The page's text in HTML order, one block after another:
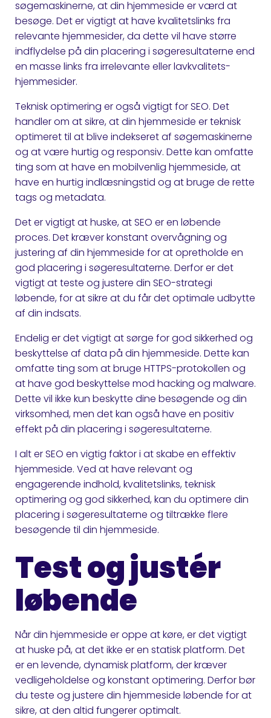
søgemaskinerne, at din hjemmeside er værd at
besøge. Det er vigtigt at have kvalitetslinks fra
relevante hjemmesider, da dette vil have større
indflydelse på din placering i søgeresultaterne end
en masse links fra irrelevante eller lavkvalitets-
hjemmesider.
Teknisk optimering er også vigtigt for SEO. Det
handler om at sikre, at din hjemmeside er teknisk
optimeret til at blive indekseret af søgemaskinerne
og at være hurtig og responsiv. Dette kan omfatte
ting som at have en mobilvenlig hjemmeside, at
have en hurtig indlæsningstid og at bruge de rette
tags og metadata.
Det er vigtigt at huske, at SEO er en løbende
proces. Det kræver konstant overvågning og
justering af din hjemmeside for at opretholde en
god placering i søgeresultaterne. Derfor er det
vigtigt at teste og justere din SEO-strategi
løbende, for at sikre at du får det optimale udbytte
af din indsats.
Endelig er det vigtigt at sørge for god sikkerhed og
beskyttelse af data på din hjemmeside. Dette kan
omfatte ting som at bruge HTTPS-protokollen og
at have god beskyttelse mod hacking og malware.
Dette vil ikke kun beskytte dine besøgende og din
virksomhed, men det kan også have en positiv
effekt på din placering i søgeresultaterne.
I alt er SEO en vigtig faktor i at skabe en effektiv
hjemmeside. Ved at have relevant og
engagerende indhold, kvalitetslinks, teknisk
optimering og god sikkerhed, kan du optimere din
placering i søgeresultaterne og tiltrække flere
besøgende til din hjemmeside.
Test og justér
løbende
Når din hjemmeside er oppe at køre, er det vigtigt
at huske på, at det ikke er en statisk platform. Det
er en levende, dynamisk platform, der kræver
vedligeholdelse og konstant optimering. Derfor bør
du teste og justere din hjemmeside løbende for at
sikre, at den altid fungerer optimalt.